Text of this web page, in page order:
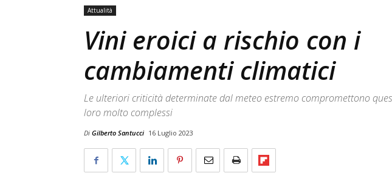
Attualità
Vini eroici a rischio con i
cambiamenti climatici
Le ulteriori criticità determinate dal meteo estremo compromettono
loro molto complessi
Di Gilberto Santucci 16 Luglio 2023